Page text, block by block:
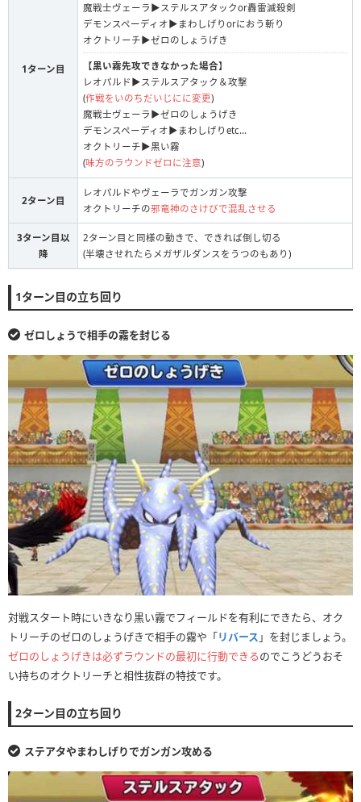
1ターン目
魔戦士ヴェーラ▶︎ステルスアタックor轟雷滅殺剣
デモンスペーディオ▶︎まわしげりorにおう斬り
オクトリーチ▶︎ゼロのしょうげき
【黒い霧先攻できなかった場合】
レオパルド▶︎ステルスアタック＆攻撃
(作戦をいのちだいじにに変更)
魔戦士ヴェーラ▶︎ゼロのしょうげき
デモンスペーディオ▶︎まわしげりetc…
オクトリーチ▶︎黒い霧
(味方のラウンドゼロに注意)
2ターン目
レオパルドやヴェーラでガンガン攻撃
オクトリーチの邪竜神のさけびで混乱させる
3ターン目以
降
2ターン目と同様の動きで、できれば倒し切る
(半壊させれたらメガザルダンスをうつのもあり)
1ターン目の立ち回り
ゼロしょうで相手の霧を封じる
対戦スタート時にいきなり黒い霧でフィールドを有利にできたら、オク
トリーチのゼロのしょうげきで相手の霧や「リバース 」を封じましょう。
ゼロのしょうげきは必ずラウンドの最初に行動できるのでこうどうおそ
い持ちのオクトリーチと相性抜群の特技です。
2ターン目の立ち回り
ステアタやまわしげりでガンガン攻める